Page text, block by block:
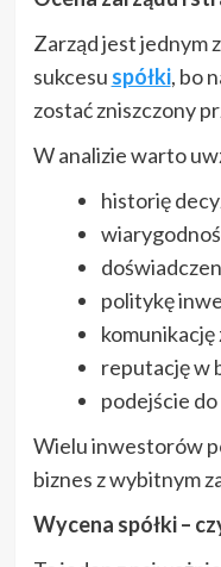
Zarząd jest jednym
sukcesu spółki, bo
zostać zniszczony
W analizie warto
historię
politykę
komunikację
reputację w
podejście
Wielu inwestorów
biznes z wybitnym
Wycena spółki –